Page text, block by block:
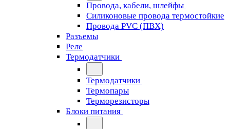
Провода, кабели, шлейфы
Силиконовые провода термостойкие
Провода PVC (ПВХ)
Разъемы
Реле
Термодатчики
Термодатчики
Термопары
Терморезисторы
Блоки питания